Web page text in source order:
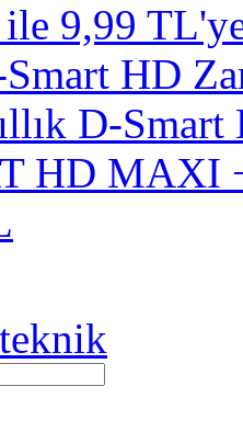
9,99 TL'ye
HD
D-Smart
HD MAXI